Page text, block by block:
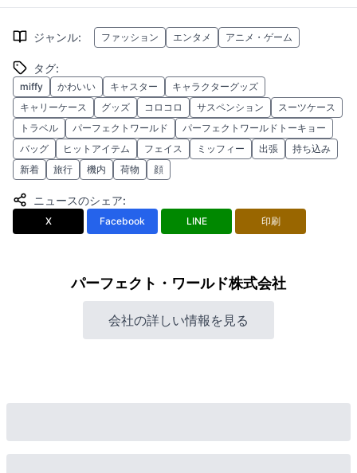
ジャンル: ファッション エンタメ アニメ・ゲーム
タグ:
miffy かわいい キャスター
キャラクターグッズ
キャリーケース
グッズ コロコロ サスペンション
スーツケース
トラベル
パーフェクトワールド
パーフェクトワールドトーキョー
バッグ
ヒットアイテム フェイス ミッフィー 出張
持ち込み
新着
旅行 機内 荷物 顔
ニュースのシェア:
X Facebook LINE 印刷
パーフェクト・ワールド株式会社
会社の詳しい情報を見る